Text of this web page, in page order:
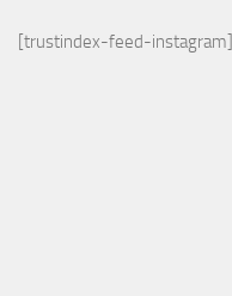
[trustindex-feed-instagram]